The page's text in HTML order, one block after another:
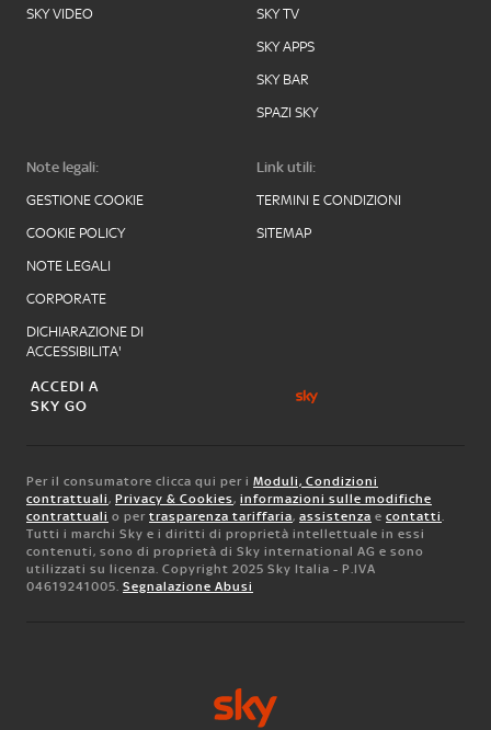
SKY VIDEO
SKY TV
SKY APPS
SKY BAR
SPAZI SKY
Note legali:
GESTIONE COOKIE
COOKIE POLICY
NOTE LEGALI
CORPORATE
DICHIARAZIONE DI
ACCESSIBILITA'
Link utili:
TERMINI E CONDIZIONI
SITEMAP
ACCEDI A
SKY GO
Per il consumatore clicca qui per i Moduli, Condizioni
contrattuali, Privacy & Cookies, informazioni sulle modifiche
contrattuali o per trasparenza tariffaria, assistenza e contatti.
Tutti i marchi Sky e i diritti di proprietà intellettuale in essi
contenuti, sono di proprietà di Sky international AG e sono
utilizzati su licenza. Copyright 2025 Sky Italia - P.IVA
04619241005. Segnalazione Abusi